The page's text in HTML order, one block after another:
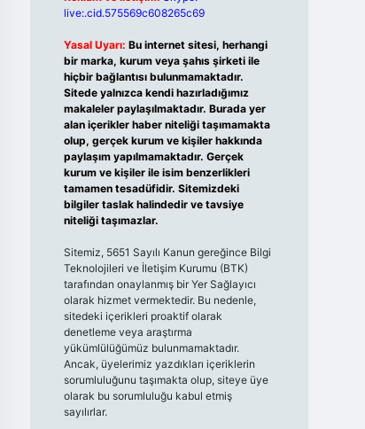
live:.cid.575569c608265c69
Yasal Uyarı: Bu internet sitesi, herhangi
bir marka, kurum veya şahıs şirketi ile
hiçbir bağlantısı bulunmamaktadır.
Sitede yalnızca kendi hazırladığımız
makaleler paylaşılmaktadır. Burada yer
alan içerikler haber niteliği taşımamakta
olup, gerçek kurum ve kişiler hakkında
paylaşım yapılmamaktadır. Gerçek
kurum ve kişiler ile isim benzerlikleri
tamamen tesadüfidir. Sitemizdeki
bilgiler taslak halindedir ve tavsiye
niteliği taşımazlar.
Sitemiz, 5651 Sayılı Kanun gereğince Bilgi
Teknolojileri ve İletişim Kurumu (BTK)
tarafından onaylanmış bir Yer Sağlayıcı
olarak hizmet vermektedir. Bu nedenle,
sitedeki içerikleri proaktif olarak
denetleme veya araştırma
yükümlülüğümüz bulunmamaktadır.
Ancak, üyelerimiz yazdıkları içeriklerin
sorumluluğunu taşımakta olup, siteye üye
olarak bu sorumluluğu kabul etmiş
sayılırlar.